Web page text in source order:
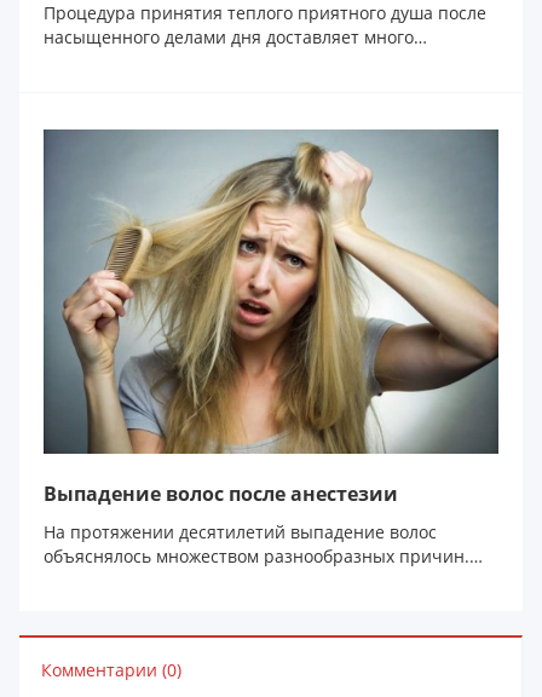
Процедура принятия теплого приятного душа после
насыщенного делами дня доставляет много
Выпадение волос после анестезии
На протяжении десятилетий выпадение волос
объяснялось множеством разнообразных причин.
Комментарии (0)